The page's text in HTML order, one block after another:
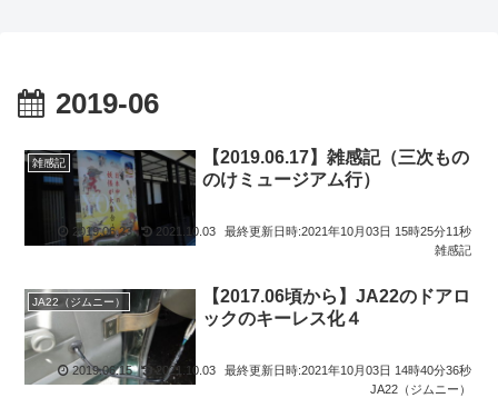
2019-06
雑感記
【2019.06.17】雑感記（三次もの
のけミュージアム行）
2019.06.23 2021.10.03
最終更新日時:2021年10月03日 15時25分11秒
雑感記
JA22（ジムニー）
【2017.06頃から】JA22のドアロ
ックのキーレス化４
2019.06.15 2021.10.03
最終更新日時:2021年10月03日 14時40分36秒
JA22（ジムニー）